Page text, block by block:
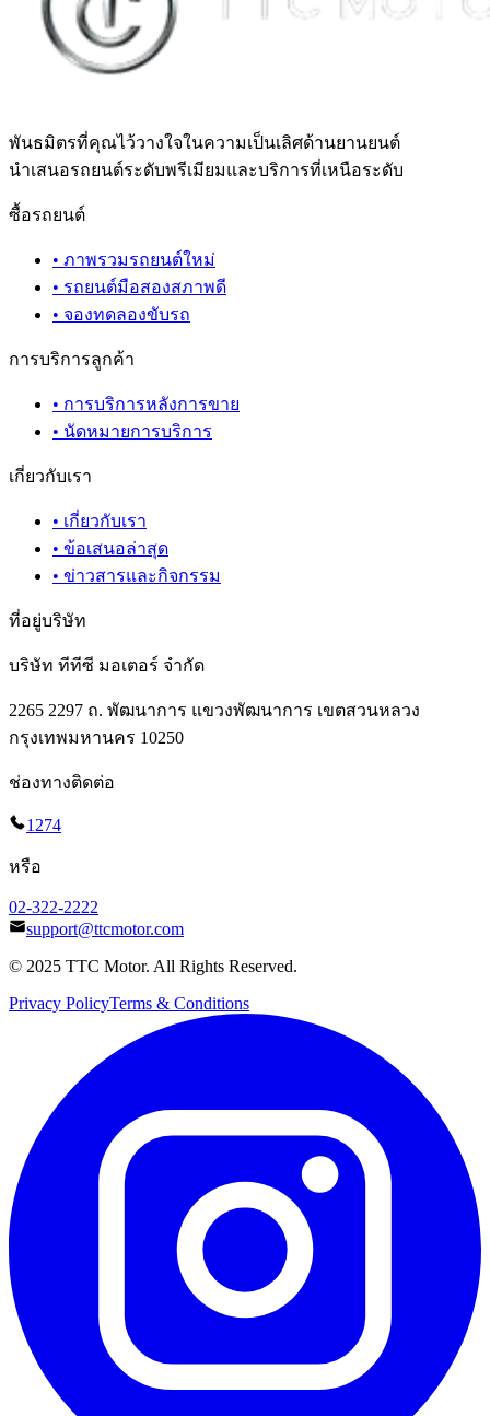
พันธมิตรที่คุณไว้วางใจในความเป็นเลิศด้านยานยนต์
นำเสนอรถยนต์ระดับพรีเมียมและบริการที่เหนือระดับ
ซื้อรถยนต์
• ภาพรวมรถยนต์ใหม่
• รถยนต์มือสองสภาพดี
• จองทดลองขับรถ
การบริการลูกค้า
• การบริการหลังการขาย
• นัดหมายการบริการ
เกี่ยวกับเรา
• เกี่ยวกับเรา
• ข้อเสนอล่าสุด
• ข่าวสารและกิจกรรม
ที่อยู่บริษัท
บริษัท ทีทีซี มอเตอร์ จำกัด
2265 2297 ถ. พัฒนาการ แขวงพัฒนาการ เขตสวนหลวง
กรุงเทพมหานคร 10250
ช่องทางติดต่อ
1274
หรือ
02-322-2222
support@ttcmotor.com
© 2025 TTC Motor. All Rights Reserved.
Privacy PolicyTerms & Conditions